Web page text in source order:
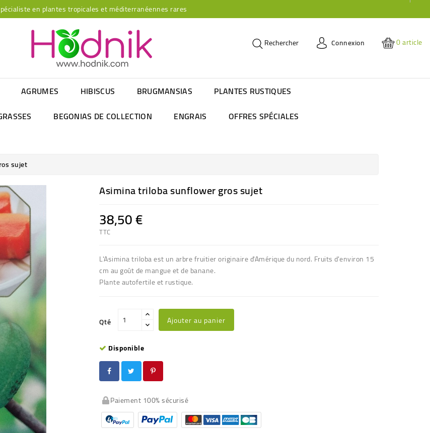
en plantes tropicales et méditerranéennes rares
Rechercher Connexion 0article
AGRUMES HIBISCUS BRUGMANSIAS
PLANTES RUSTIQUES
BEGONIAS DE COLLECTION ENGRAIS
OFFRES SPÉCIALES
sujet
Asimina triloba sunflower gros sujet
38,50 €
TTC
L'Asimina triloba est un arbre fruitier originaire d'Amérique du nord. Fruits d'environ 15
cm au goût de mangue et de banane.
Plante autofertile et rustique.
Qté Ajouter au panier
Disponible
Paiement 100% sécurisé